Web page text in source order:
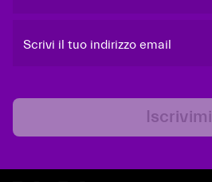
Scrivi il tuo indirizzo email
Iscrivimi